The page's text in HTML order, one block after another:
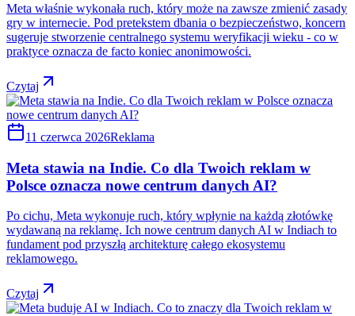
Meta właśnie wykonała ruch, który może na zawsze zmienić zasady
gry w internecie. Pod pretekstem dbania o bezpieczeństwo, koncern
sugeruje stworzenie centralnego systemu weryfikacji wieku - co w
praktyce oznacza de facto koniec anonimowości.
Czytaj
11 czerwca 2026Reklama
Meta stawia na Indie. Co dla Twoich reklam w
Polsce oznacza nowe centrum danych AI?
Po cichu, Meta wykonuje ruch, który wpłynie na każdą złotówkę
wydawaną na reklamę. Ich nowe centrum danych AI w Indiach to
fundament pod przyszłą architekturę całego ekosystemu
reklamowego.
Czytaj